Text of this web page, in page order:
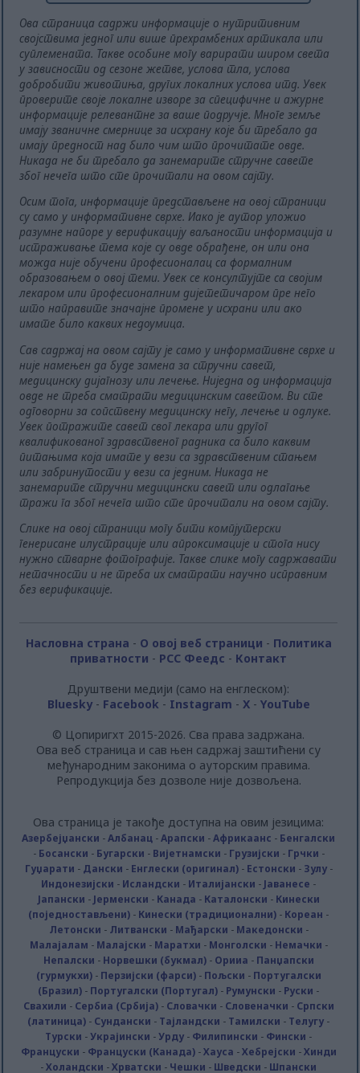
Ова страница садржи информације о нутритивним
својствима једног или више прехрамбених артикала или
суплемената. Такве особине могу варирати широм света
у зависности од сезоне жетве, услова тла, услова
добробити животиња, других локалних услова итд. Увек
проверите своје локалне изворе за специфичне и ажурне
информације релевантне за ваше подручје. Многе земље
имају званичне смернице за исхрану које би требало да
имају предност над било чим што прочитате овде.
Никада не би требало да занемарите стручне савете
због нечега што сте прочитали на овом сајту.
Осим тога, информације представљене на овој страници
су само у информативне сврхе. Иако је аутор уложио
разумне напоре у верификацију ваљаности информација и
истраживање тема које су овде обрађене, он или она
можда није обучени професионалац са формалним
образовањем о овој теми. Увек се консултујте са својим
лекаром или професионалним дијететичаром пре него
што направите значајне промене у исхрани или ако
имате било каквих недоумица.
Сав садржај на овом сајту је само у информативне сврхе и
није намењен да буде замена за стручни савет,
медицинску дијагнозу или лечење. Ниједна од информација
овде не треба сматрати медицинским саветом. Ви сте
одговорни за сопствену медицинску негу, лечење и одлуке.
Увек потражите савет свог лекара или другог
квалификованог здравственог радника са било каквим
питањима која имате у вези са здравственим стањем
или забринутости у вези са једним. Никада не
занемарите стручни медицински савет или одлагање
тражи га због нечега што сте прочитали на овом сајту.
Слике на овој страници могу бити компјутерски
генерисане илустрације или апроксимације и стога нису
нужно стварне фотографије. Такве слике могу садржавати
нетачности и не треба их сматрати научно исправним
без верификације.
Насловна страна - О овој веб страници - Политика
приватности - РСС Феедс - Контакт
Друштвени медији (само на енглеском):
Bluesky- Facebook - Instagram - X- YouTube
© Цопиригхт 2015-2026. Сва права задржана.
Ова веб страница и сав њен садржај заштићени су
међународним законима о ауторским правима.
Репродукција без дозволе није дозвољена.
Ова страница је такође доступна на овим језицима:
Азербејџански -Албанац -Арапски -Африкаанс - Бенгалски
- Босански - Бугарски - Вијетнамски - Грузијски - Грчки -
Гуџарати - Дански - Енглески (оригинал)- Естонски - Зулу-
Индонезијски - Исландски - Италијански - Јаванесе -
Јапански - Јерменски - Канада - Каталонски - Кинески
(поједностављени) - Кинески (традиционални) - Кореан -
Летонски - Литвански - Мађарски - Македонски -
Малајалам - Малајски - Маратхи - Монголски - Немачки -
Непалски - Норвешки (букмал)- Орииа - Панџапски
(гурмукхи)- Перзијски (фарси)- Пољски - Португалски
(Бразил) - Португалски (Португал) - Румунски - Руски -
Свахили - Сербиа (Србија)- Словачки - Словеначки - Српски
(латиница) - Сундански - Тајландски - Тамилски - Телугу -
Турски -Украјински -Урду - Филипински - Фински -
Француски - Француски (Канада)-Хауса -Хебрејски -Хинди
-Холандски -Хрватски - Чешки - Шведски - Шпански